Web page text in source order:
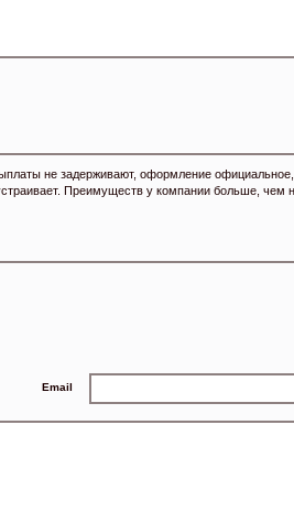
не задерживают, оформление
Преимуществ у компании больше, чем
Email